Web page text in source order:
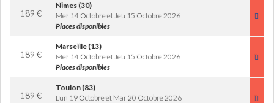
189 €
Nimes (30)
Mer 14 Octobre et Jeu 15 Octobre 2026
Places disponibles
189 €
Marseille (13)
Mer 14 Octobre et Jeu 15 Octobre 2026
Places disponibles
189 €
Toulon (83)
Lun 19 Octobre et Mar 20 Octobre 2026